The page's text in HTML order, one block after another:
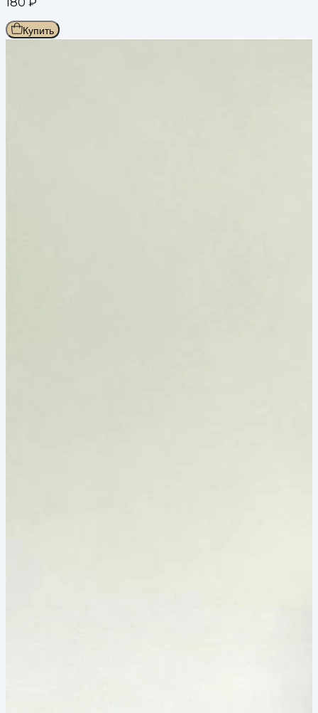
Купить